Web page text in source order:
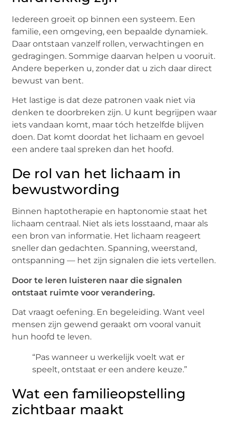
Iedereen groeit op binnen een systeem. Een
familie, een omgeving, een bepaalde dynamiek.
Daar ontstaan vanzelf rollen, verwachtingen en
gedragingen. Sommige daarvan helpen u vooruit.
Andere beperken u, zonder dat u zich daar direct
bewust van bent.
Het lastige is dat deze patronen vaak niet via
denken te doorbreken zijn. U kunt begrijpen waar
iets vandaan komt, maar tóch hetzelfde blijven
doen. Dat komt doordat het lichaam en gevoel
een andere taal spreken dan het hoofd.
De rol van het lichaam in
bewustwording
Binnen haptotherapie en haptonomie staat het
lichaam centraal. Niet als iets losstaand, maar als
een bron van informatie. Het lichaam reageert
sneller dan gedachten. Spanning, weerstand,
ontspanning — het zijn signalen die iets vertellen.
Door te leren luisteren naar die signalen
ontstaat ruimte voor verandering.
Dat vraagt oefening. En begeleiding. Want veel
mensen zijn gewend geraakt om vooral vanuit
hun hoofd te leven.
“Pas wanneer u werkelijk voelt wat er
speelt, ontstaat er een andere keuze.”
Wat een familieopstelling
zichtbaar maakt